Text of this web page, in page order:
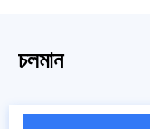
চলমান